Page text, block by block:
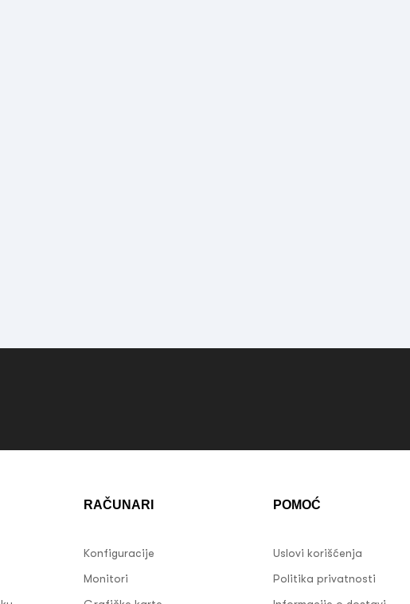
RAČUNARI
Konfiguracije
Monitori
POMOĆ
Uslovi korišćenja
Politika privatnosti